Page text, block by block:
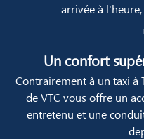
arrivée à
Un confort
Contrairement à un taxi à
de VTC vous offre un
entretenu et une